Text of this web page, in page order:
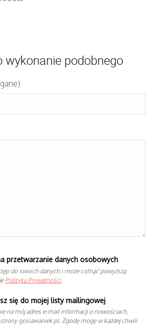
wykonanie podobnego
przetwarzanie danych osobowych
do swoich danych i może cofnąć powyższą
Polityka Prywatności.
się do mojej listy mailingowej
na mój adres e-mail informacji o nowościach,
gosiawaniek.pl. Zgodę mogę w każdej chwili